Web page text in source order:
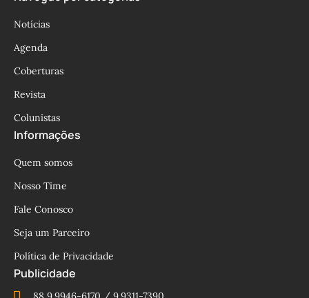
Notícias
Agenda
Coberturas
Revista
Colunistas
Informações
Quem somos
Nosso Time
Fale Conosco
Seja um Parceiro
Política de Privacidade
Publicidade